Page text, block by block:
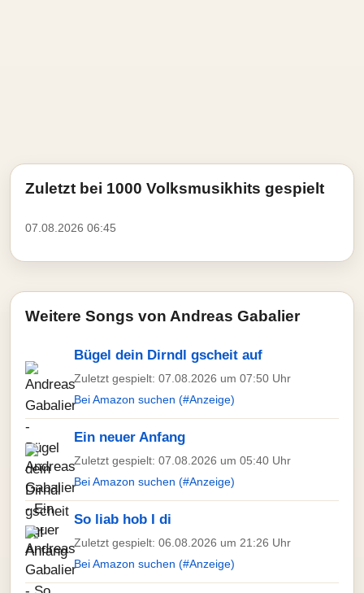
Zuletzt bei 1000 Volksmusikhits gespielt
07.08.2026 06:45
Weitere Songs von Andreas Gabalier
Bügel dein Dirndl gscheit auf
Zuletzt gespielt: 07.08.2026 um 07:50 Uhr
Bei Amazon suchen (#Anzeige)
Ein neuer Anfang
Zuletzt gespielt: 07.08.2026 um 05:40 Uhr
Bei Amazon suchen (#Anzeige)
So liab hob I di
Zuletzt gespielt: 06.08.2026 um 21:26 Uhr
Bei Amazon suchen (#Anzeige)